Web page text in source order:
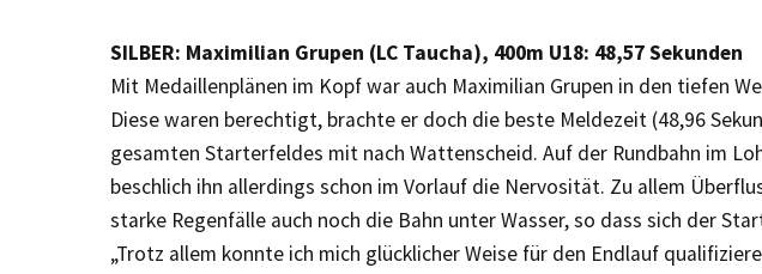
SILBER: Maximilian Grupen (LC Taucha), 400m U18: 48,57 Sekunden
Mit Medaillenplänen im Kopf war auch Maximilian Grupen in den tiefen
Diese waren berechtigt, brachte er doch die beste Meldezeit (48,96
gesamten Starterfeldes mit nach Wattenscheid. Auf der Rundbahn im
beschlich ihn allerdings schon im Vorlauf die Nervosität. Zu allem
starke Regenfälle auch noch die Bahn unter Wasser, so dass sich der
„Trotz allem konnte ich mich glücklicher Weise für den Endlauf